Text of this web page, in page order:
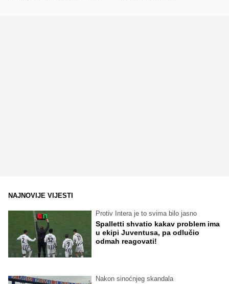
NAJNOVIJE VIJESTI
Protiv Intera je to svima bilo jasno
Spalletti shvatio kakav problem ima
u ekipi Juventusa, pa odlučio
odmah reagovati!
Nakon sinoćnjeg skandala